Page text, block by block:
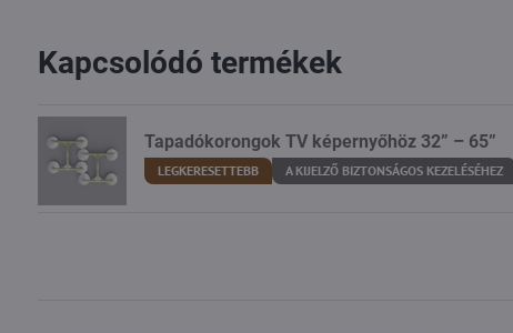
Kapcsolódó termékek
Tapadókorongok TV képernyőhöz 32” – 65”
LEGKERESETTEBB A KIJELZŐ BIZTONSÁGOS KEZELÉSÉHEZ